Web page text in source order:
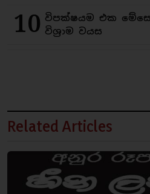
10 විපක්ෂයම එක
විශ්‍රාම වයස
Related Articles